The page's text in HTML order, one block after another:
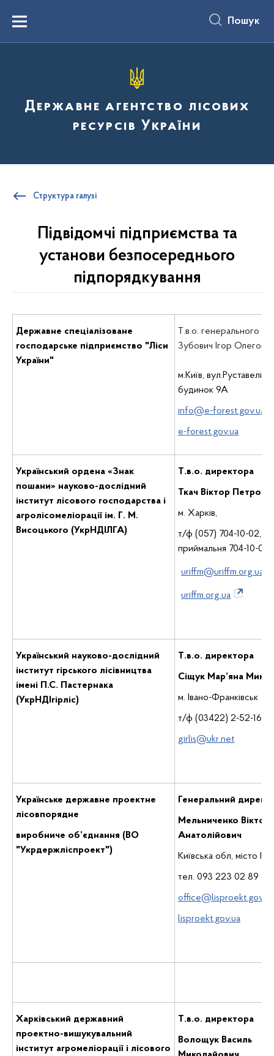
вмістуMenu Пошук
Державне агентство лісових
ресурсів України
Структура галузі
Підвідомчі підприємства та
установи безпосереднього
підпорядкування
Державне спеціалізоване
господарське підприємство "Ліси
України"
Т.в.о. генерального
Зубович Ігор Олегович
м.Київ, вул.Руставелі
будинок 9А
info@e-forest.gov.ua
e-forest.gov.ua
Український ордена «Знак
пошани» науково-дослідний
інститут лісового господарства і
агролісомеліорації ім. Г. М.
Висоцького (УкрНДІЛГА)
Т.в.о. директора
Ткач Віктор
м. Харків,
т/ф (057) 704-10-02,
приймальня 704-10-01
uriffm@uriffm.org.ua
uriffm.org.ua
Український науково-дослідний
інститут гірського лісівництва
імені П.С. Пастернака
(УкрНДІгірліс)
Т.в.о. директора
Сіщук Мар’яна
м. Івано-Франківськ
т/ф (03422) 2-52-16
girlis@ukr.net
Українське державне проектне
лісовпорядне
виробниче об’єднання (ВО
"Укрдержліспроект")
Генеральний
Мельниченко Віктор
Анатолійович
Київська обл, місто
тел. 093 223 02 89
office@lisproekt.gov.ua
lisproekt.gov.ua
Харківський державний
проектно-вишукувальний
інститут агромеліорації і лісового
Т.в.о. директора
Волощук Василь